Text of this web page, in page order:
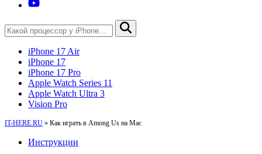
iPhone 17 Air
iPhone 17
iPhone 17 Pro
Apple Watch Series 11
Apple Watch Ultra 3
Vision Pro
IT-HERE.RU » Как играть в Among Us на Mac
Инструкции